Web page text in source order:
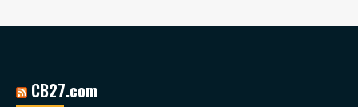
CB27.com